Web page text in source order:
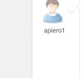
apiero1